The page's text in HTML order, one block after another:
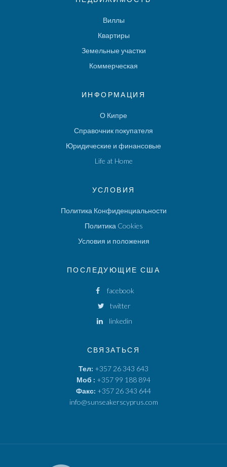
Виллы
Квартиры
Земельные участки
Коммерческая
ИНФОРМАЦИЯ
О Кипре
Справочник покупателя
Юридические и финансовые
Life at Home
УСЛОВИЯ
Политика Конфиденциальности
Политика Cookies
Условия и положения
ПОСЛЕДУЮЩИЕ США
facebook
twitter
linkedin
СВЯЗАТЬСЯ
Тел: +357 26 343 643
Моб : +357 99 188 894
Факс: +357 26 343 644
info@sunseakerscyprus.com